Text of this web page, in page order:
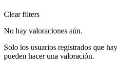
Clear filters
No hay valoraciones aún.
Solo los usuarios registrados que
pueden hacer una valoración.